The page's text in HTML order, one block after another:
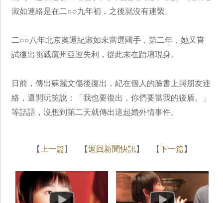
淑如連絡是在二○○九年初，之後就沒有連繫。
二○○八年北京奧運紀淑如未當選國手，第二年，她又嘗
試復出挑戰廣州亞運失利，從此未在跆壇現身。
日前，傳出蘇麗文傷後復出，紀在個人的臉書上與朋友連
絡，還開玩笑說：「我也要復出，你們要當我的後盾。」
等話語，沒想到第二天就傳出這起婚外情事件。
【 上一篇 】 【返回新聞快訊】 【下一篇 】